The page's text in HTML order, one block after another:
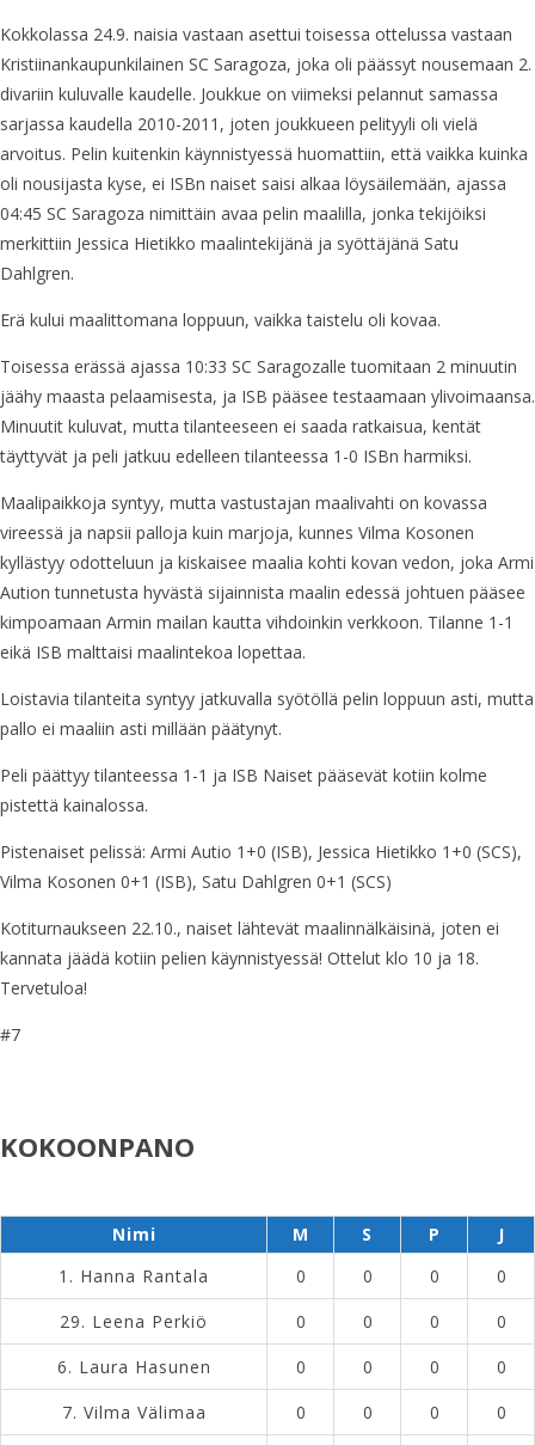
Kokkolassa 24.9. naisia vastaan asettui toisessa ottelussa vastaan
Kristiinankaupunkilainen SC Saragoza, joka oli päässyt nousemaan 2.
divariin kuluvalle kaudelle. Joukkue on viimeksi pelannut samassa
sarjassa kaudella 2010-2011, joten joukkueen pelityyli oli vielä
arvoitus. Pelin kuitenkin käynnistyessä huomattiin, että vaikka kuinka
oli nousijasta kyse, ei ISBn naiset saisi alkaa löysäilemään, ajassa
04:45 SC Saragoza nimittäin avaa pelin maalilla, jonka tekijöiksi
merkittiin Jessica Hietikko maalintekijänä ja syöttäjänä Satu
Dahlgren.
Erä kului maalittomana loppuun, vaikka taistelu oli kovaa.
Toisessa erässä ajassa 10:33 SC Saragozalle tuomitaan 2 minuutin
jäähy maasta pelaamisesta, ja ISB pääsee testaamaan ylivoimaansa.
Minuutit kuluvat, mutta tilanteeseen ei saada ratkaisua, kentät
täyttyvät ja peli jatkuu edelleen tilanteessa 1-0 ISBn harmiksi.
Maalipaikkoja syntyy, mutta vastustajan maalivahti on kovassa
vireessä ja napsii palloja kuin marjoja, kunnes Vilma Kosonen
kyllästyy odotteluun ja kiskaisee maalia kohti kovan vedon, joka Armi
Aution tunnetusta hyvästä sijainnista maalin edessä johtuen pääsee
kimpoamaan Armin mailan kautta vihdoinkin verkkoon. Tilanne 1-1
eikä ISB malttaisi maalintekoa lopettaa.
Loistavia tilanteita syntyy jatkuvalla syötöllä pelin loppuun asti, mutta
pallo ei maaliin asti millään päätynyt.
Peli päättyy tilanteessa 1-1 ja ISB Naiset pääsevät kotiin kolme
pistettä kainalossa.
Pistenaiset pelissä: Armi Autio 1+0 (ISB), Jessica Hietikko 1+0 (SCS),
Vilma Kosonen 0+1 (ISB), Satu Dahlgren 0+1 (SCS)
Kotiturnaukseen 22.10., naiset lähtevät maalinnälkäisinä, joten ei
kannata jäädä kotiin pelien käynnistyessä! Ottelut klo 10 ja 18.
Tervetuloa!
#7
KOKOONPANO
Nimi M S P
J
1. Hanna Rantala 0 0 0
0
29. Leena Perkiö 0 0 0
0
6. Laura Hasunen 0 0 0
0
7. Vilma Välimaa 0 0 0
0